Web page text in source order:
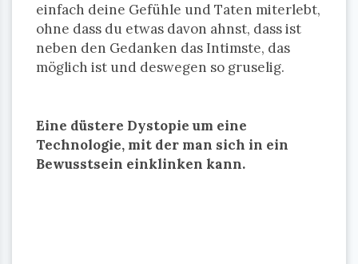
einfach deine Gefühle und Taten miterlebt,
ohne dass du etwas davon ahnst, dass ist
neben den Gedanken das Intimste, das
möglich ist und deswegen so gruselig.
Eine düstere Dystopie um eine
Technologie, mit der man sich in ein
Bewusstsein einklinken kann.